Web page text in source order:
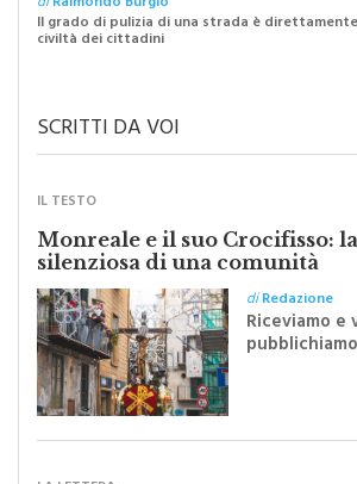
diRaimondo Burgio
SCRITTI DA VOI
IL TESTO
Monreale e il suo Crocifisso: la
silenziosa di una comunità
diRedazione
Riceviamo
Sapienza